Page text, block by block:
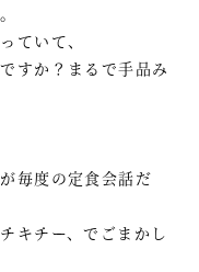
ていて、
すか？まるで手品み
毎度の定食会話だ
キチー、でごまかし